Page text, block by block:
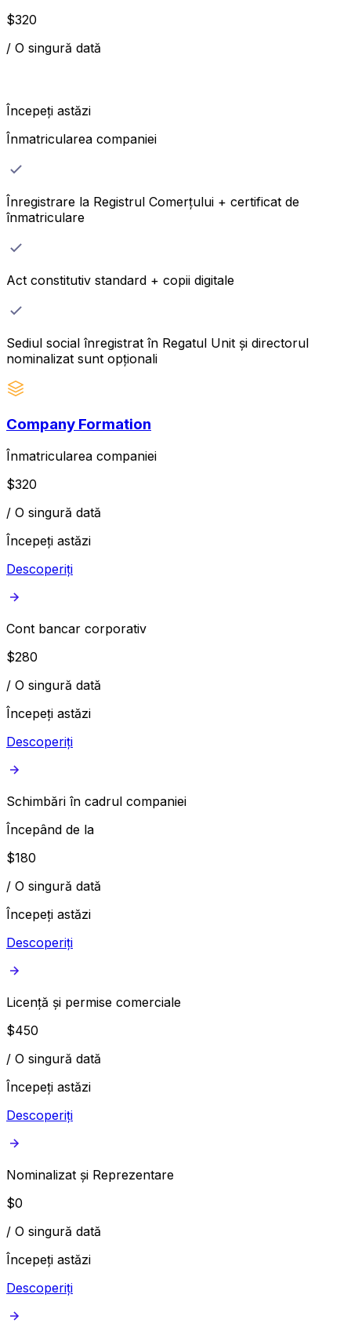
$320
/ O singură dată
Începeți astăzi
Înmatricularea companiei
Înregistrare la Registrul Comerțului + certificat de
înmatriculare
Act constitutiv standard + copii digitale
Sediul social înregistrat în Regatul Unit și directorul
nominalizat sunt opționali
Company Formation
Înmatricularea companiei
$320
/ O singură dată
Începeți astăzi
Descoperiți
Cont bancar corporativ
$280
/ O singură dată
Începeți astăzi
Descoperiți
Schimbări în cadrul companiei
Începând de la
$180
/ O singură dată
Începeți astăzi
Descoperiți
Licență și permise comerciale
$450
/ O singură dată
Începeți astăzi
Descoperiți
Nominalizat și Reprezentare
$0
/ O singură dată
Începeți astăzi
Descoperiți